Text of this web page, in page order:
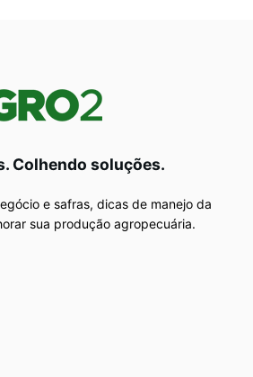
Colhendo soluções.
e safras, dicas de manejo da
sua produção agropecuária.